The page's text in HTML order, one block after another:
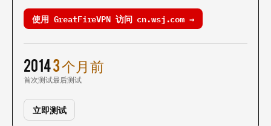
使用 GreatFireVPN 访问 cn.wsj.com →
2014
首次测试
3 个月前
最后测试
立即测试